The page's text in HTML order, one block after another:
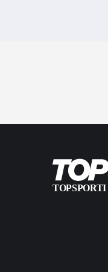
TOPSPORTI